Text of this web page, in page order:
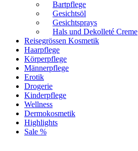
Bartpflege
Gesichtsöl
Gesichtsprays
Hals und Dekolleté Creme
Reisegrössen Kosmetik
Haarpflege
Körperpflege
Männerpflege
Erotik
Drogerie
Kinderpflege
Wellness
Dermokosmetik
Highlights
Sale %